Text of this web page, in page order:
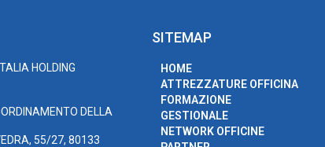
HOLDING
DELLA
55/27, 80133
SITEMAP
HOME
ATTREZZATURE OFFICINA
FORMAZIONE
GESTIONALE
NETWORK OFFICINE